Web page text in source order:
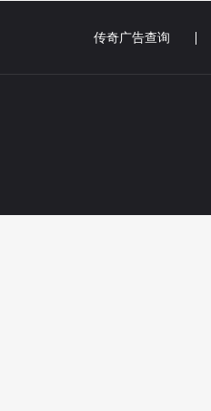
传奇广告查询